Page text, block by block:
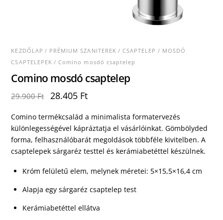
KEZDŐLAP / PRÉMIUM SZANITEREK /CSAPTELEP / MOSDÓ
CSAPTELEPEK / Comino mosdó csaptelep
Comino mosdó csaptelep
29.900Ft
Original
was:
29.900 Ft.
28.405 FtCurrent
is:
28.405 Ft.
Comino termékcsalád a minimalista formatervezés
különlegességével kápráztatja el vásárlóinkat. Gömbölyded
forma, felhasználóbarát megoldások többféle kivitelben. A
csaptelepek sárgaréz testtel és kerámiabetéttel készülnek.
Króm felületű elem, melynek méretei: 5×15,5×16,4 cm
Alapja egy sárgaréz csaptelep test
Kerámiabetéttel ellátva